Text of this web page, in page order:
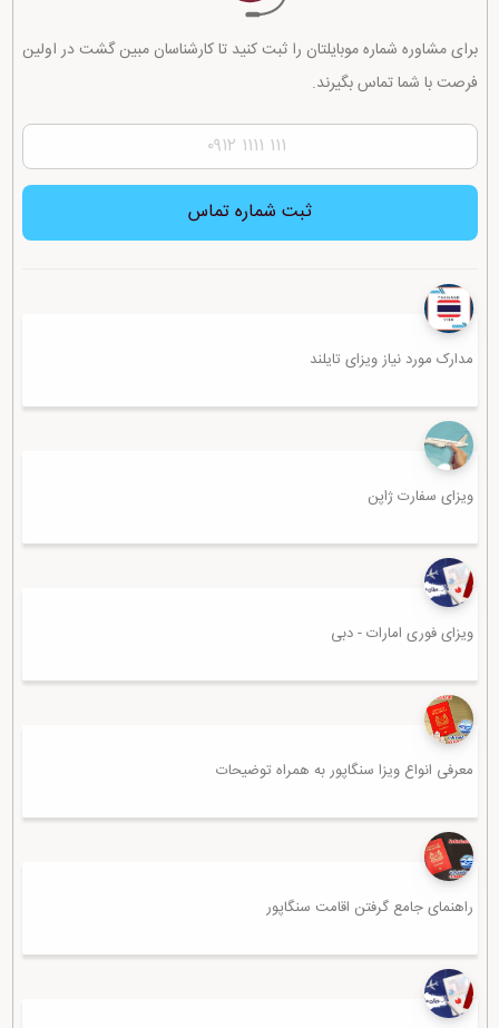
برای مشاوره شماره موبایلتان را ثبت کنید تا کارشناسان مبین گشت در اولین
فرصت با شما تماس بگیرند.
ثبت شماره تماس
مدارک مورد نیاز ویزای تایلند
ویزای سفارت ژاپن
ویزای فوری امارات - دبی
معرفی انواع ویزا سنگاپور به همراه توضیحات
راهنمای جامع گرفتن اقامت سنگاپور